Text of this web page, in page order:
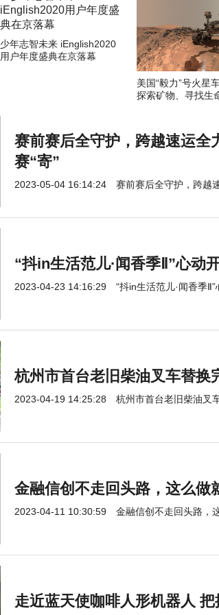
少年志智未来 iEnglish2020
用户年度盛典在京落幕
美国“毅力”号火星
探索矿物、寻找生
赛前赛后全守护，跨越速运全
赛“寄”
2023-05-04 16:14:24 赛前赛后全守护，跨越
“抖in生活范儿·闻香季Ⅱ”心动
2023-04-23 14:16:29 “抖in生活范儿·闻香季
杭州市首台老旧柴油叉车替换
2023-04-19 14:25:28 杭州市首台老旧柴油叉
金融信创不走回头路，这么做
2023-04-11 10:30:59 金融信创不走回头路，
走近蓝天使咖啡人形机器人